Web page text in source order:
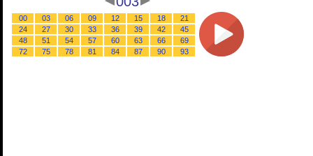
00 03 06 09 12 15 18
21
24
27 30 33 36 39 42
45
48
51 54 57 60 63 66
69
72
75 78 81 84 87 90 93